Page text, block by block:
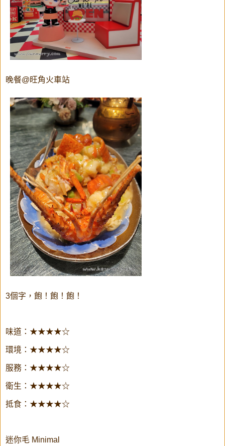
晚餐@旺角火車站
3個字，飽！飽！飽！
味道：★★★★☆
環境：★★★★☆
服務：★★★★☆
衛生：★★★★☆
抵食：★★★★☆
迷你毛 Minimal